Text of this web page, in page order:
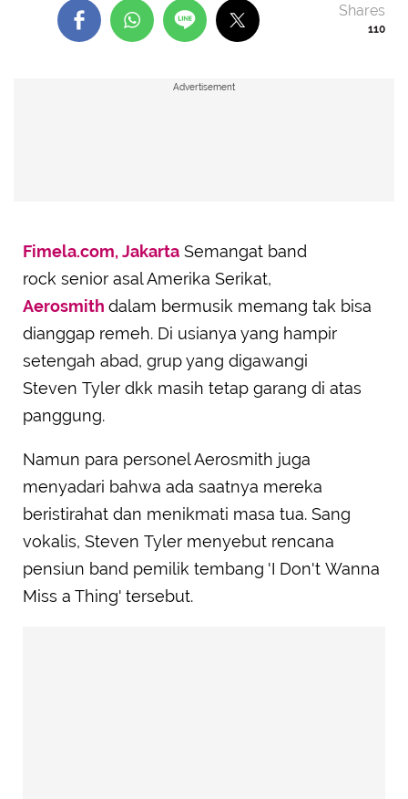
110
Shares
Advertisement
Fimela.com, Jakarta Semangat band
rock senior asal Amerika Serikat,
Aerosmith dalam bermusik memang tak bisa
dianggap remeh. Di usianya yang hampir
setengah abad, grup yang digawangi
Steven Tyler dkk masih tetap garang di atas
panggung.
Namun para personel Aerosmith juga
menyadari bahwa ada saatnya mereka
beristirahat dan menikmati masa tua. Sang
vokalis, Steven Tyler menyebut rencana
pensiun band pemilik tembang 'I Don't Wanna
Miss a Thing' tersebut.